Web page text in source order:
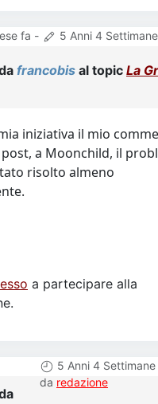
fa - 5 Anni 4
francobis al topic La
iniziativa il mio
a Moonchild, il
risolto almeno
a partecipare alla
5 Anni 4 Settimane
da redazione